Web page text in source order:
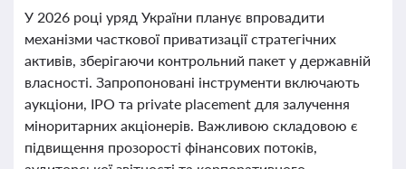
У 2026 році уряд України планує впровадити
механізми часткової приватизації стратегічних
активів, зберігаючи контрольний пакет у державній
власності. Запропоновані інструменти включають
аукціони, IPO та private placement для залучення
міноритарних акціонерів. Важливою складовою є
підвищення прозорості фінансових потоків,